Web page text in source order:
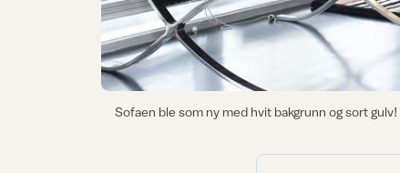
Sofaen ble som ny med hvit bakgrunn og sort